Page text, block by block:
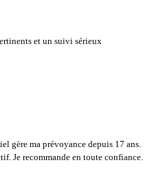
et un suivi sérieux
gère ma prévoyance depuis 17 ans.
Je recommande en toute confiance.